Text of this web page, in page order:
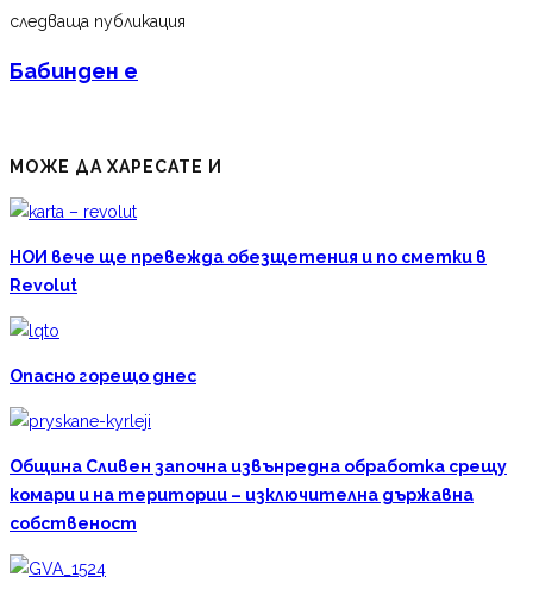
следваща публикация
Бабинден е
МОЖЕ ДА ХАРЕСАТЕ И
НОИ вече ще превежда обезщетения и по сметки в
Revolut
Опасно горещо днес
Община Сливен започна извънредна обработка срещу
комари и на територии – изключителна държавна
собственост